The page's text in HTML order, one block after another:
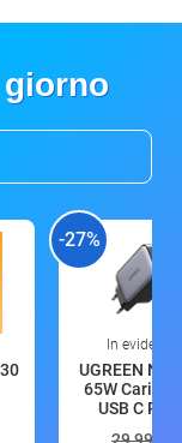
-27%
In evidenza
UGREEN
65W
USB C